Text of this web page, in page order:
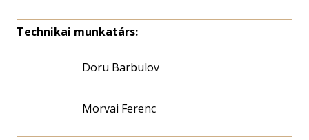
Technikai munkatárs:
Doru Barbulov
Morvai Ferenc